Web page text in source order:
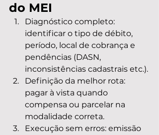
do MEI
Diagnóstico completo:
identificar o tipo de débito,
período, local de cobrança e
pendências (DASN,
inconsistências cadastrais etc.).
Definição da melhor rota:
pagar à vista quando
compensa ou parcelar na
modalidade correta.
Execução sem erros: emissão